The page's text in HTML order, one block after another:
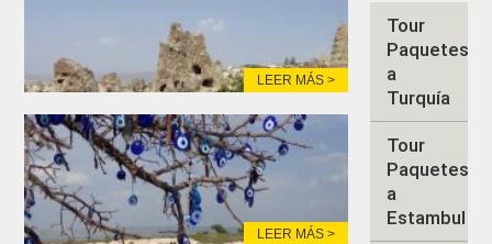
LEER MÁS >
LEER MÁS >
Tour
Paquetes
a
Turquía
Tour
Paquetes
a
Estambul